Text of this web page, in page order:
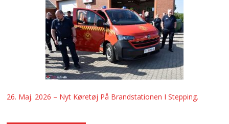
26. Maj. 2026 – Nyt Køretøj På Brandstationen I Stepping.